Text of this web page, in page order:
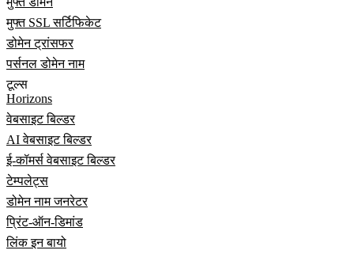
मुफ्त SSL सर्टिफिकेट
डोमेन ट्रांसफर
पर्सनल डोमेन नाम
टूल्स
Horizons
वेबसाइट बिल्डर
AI वेबसाइट बिल्डर
ई-कॉमर्स वेबसाइट बिल्डर
टेम्पलेट्स
डोमेन नाम जनरेटर
प्रिंट-ऑन-डिमांड
लिंक इन बायो